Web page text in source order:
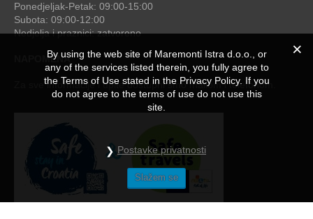
Ponedjeljak-Petak: 09:00-15:00
Subota: 09:00-12:00
Nedjelja i praznici: zatvoreno
NAPOMENA
Za sve informacije i upite dostupni smo mailom i telefonom.
By using the web site of Maremonti Istra d.o.o., or
any of the services listed therein, you fully agree to
the Terms of Use stated in the Privacy Policy. If you
do not agree to the terms of use do not use this
site.
Postavke privatnosti
Slažem se